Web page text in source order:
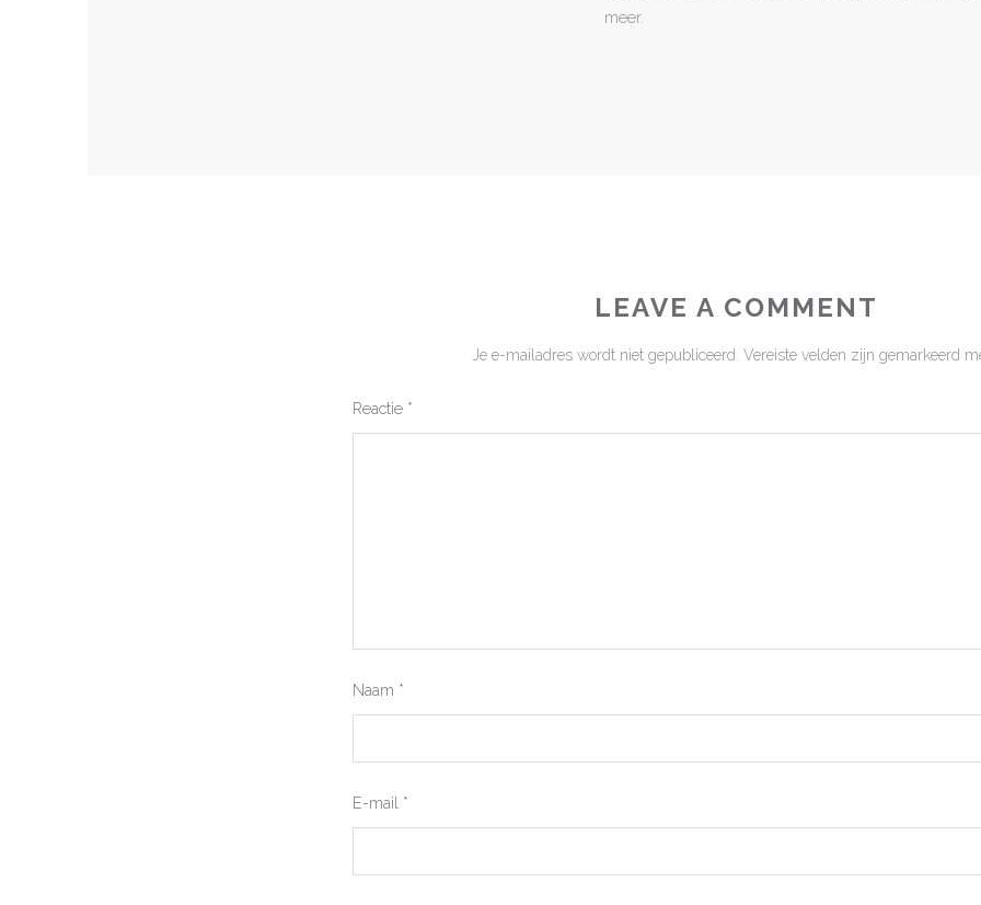
meer.
LEAVE A COMMENT
Je e-mailadres wordt niet gepubliceerd. Vereiste velden zijn gemarkeerd
Reactie *
Naam *
E-mail *